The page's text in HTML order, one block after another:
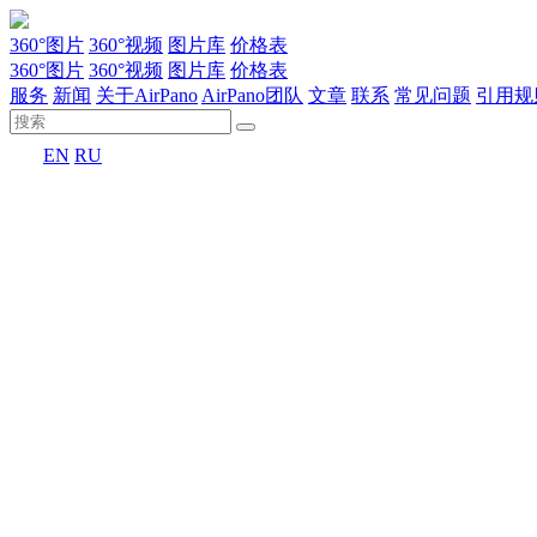
360°图片 360°视频 图片库 价格表
360°图片 360°视频 图片库 价格表
服务 新闻 关于AirPano AirPano团队 文章 联系 常见问题 引用
EN RU